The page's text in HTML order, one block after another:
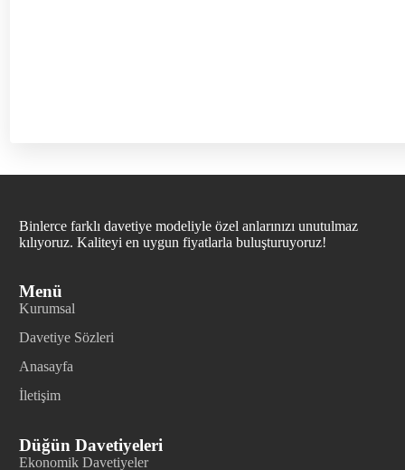
Binlerce farklı davetiye modeliyle özel anlarınızı unutulmaz
kılıyoruz. Kaliteyi en uygun fiyatlarla buluşturuyoruz!
Menü
Kurumsal
Davetiye Sözleri
Anasayfa
İletişim
Düğün Davetiyeleri
Ekonomik Davetiyeler